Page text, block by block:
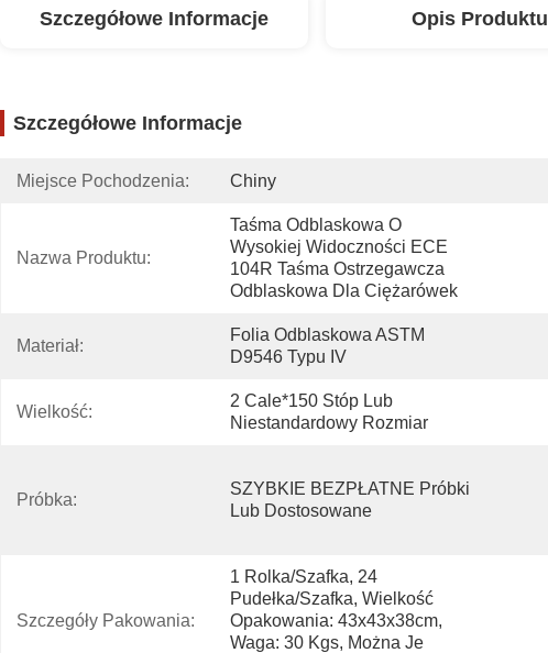
Szczegółowe Informacje Opis Produktu
Szczegółowe Informacje
Miejsce Pochodzenia: Chiny
Nazwa Produktu:
Taśma Odblaskowa O
Wysokiej Widoczności ECE
104R Taśma Ostrzegawcza
Odblaskowa Dla Ciężarówek
Materiał:
Folia Odblaskowa ASTM
D9546 Typu IV
Wielkość:
2 Cale*150 Stóp Lub
Niestandardowy Rozmiar
Próbka:
SZYBKIE BEZPŁATNE Próbki
Lub Dostosowane
Szczegóły Pakowania:
1 Rolka/szafka, 24
Pudełka/szafka, Wielkość
Opakowania: 43x43x38cm,
Waga: 30 Kgs, Można Je